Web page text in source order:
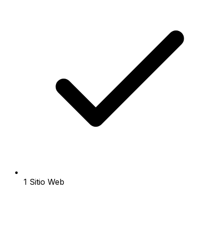
1 Sitio Web